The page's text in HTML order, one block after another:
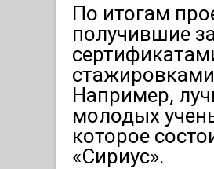
По итогам
получившие
Например,
молодых
которое
«Сириус».